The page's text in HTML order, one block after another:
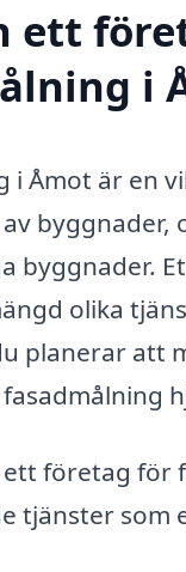
ett
i
i Åmot är en
byggnader,
byggnader.
olika
planerar att
företag för
tjänster som